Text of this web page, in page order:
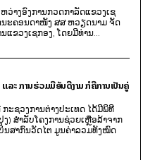
າງອົງການກວດກາລັດແຂວງເຊ
ນະຄອນດາໜັງ ສສ ຫວຽດນາມ ຈັດ
ຂວງເຊກອງ, ໂດຍມີທ່ານ...
ະ ການຮ່ວມມືອັນດີງາມ ກໍຄືການເປັນຄູ່
ະຊວງການຕ່າງປະເທດ ໄດ້ມີພິທີ
) ສໍາລັບໂຄງການຊ່ວຍເຫຼືອລ້າຈາກ
ສາກົນວັດໄຕ ມູນຄ່າລວມທັງໝົດ